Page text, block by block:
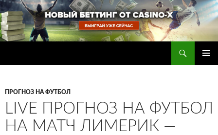
Перейти
к
содержимому
ПРОГНОЗ НА ФУТБОЛ
LIVE ПРОГНОЗ НА ФУТБОЛ
НА МАТЧ ЛИМЕРИК —